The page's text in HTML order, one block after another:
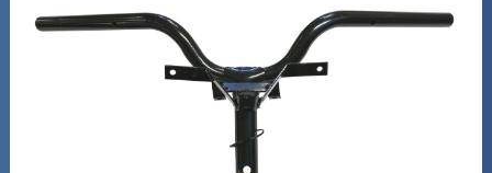
Crossipyörän osat
Moottoripyörän osat